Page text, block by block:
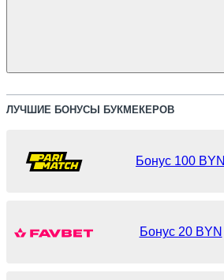
ЛУЧШИЕ БОНУСЫ БУКМЕКЕРОВ
Бонус 100 BYN
Бонус 20 BYN